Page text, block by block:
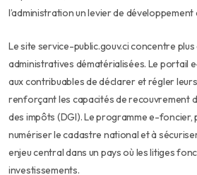
l’administration un levier de développement
Le site service-public.gouv.ci concentre
administratives dématérialisées. Le portail
aux contribuables de déclarer et régler
renforçant les capacités de recouvrement
des impôts (DGI). Le programme e-foncier,
numériser le cadastre national et à
enjeu central dans un pays où les litiges
investissements.